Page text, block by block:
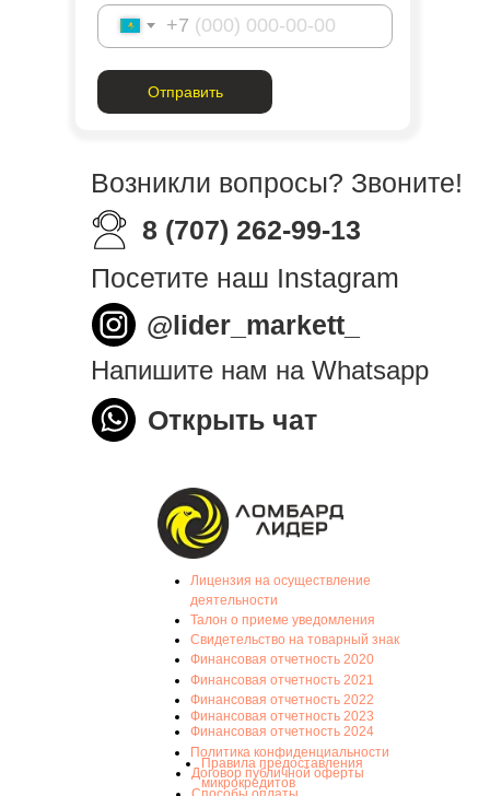
+7
Отправить
Возникли вопросы? Звоните!
8 (707) 262-99-13
Напишите нам на Whatsapp
Открыть чат
Посетите наш Instagram
@lider_markett_
Лицензия на осуществление
деятельности
Талон о приеме уведомления
Свидетельство на товарный знак
Финансовая отчетность 2021
Финансовая отчетность 2020
Финансовая отчетность 2022
Политика конфиденциальности
Правила предоставления
микрокредитов
Договор публичной оферты
Финансовая отчетность 2023
Финансовая отчетность 2024